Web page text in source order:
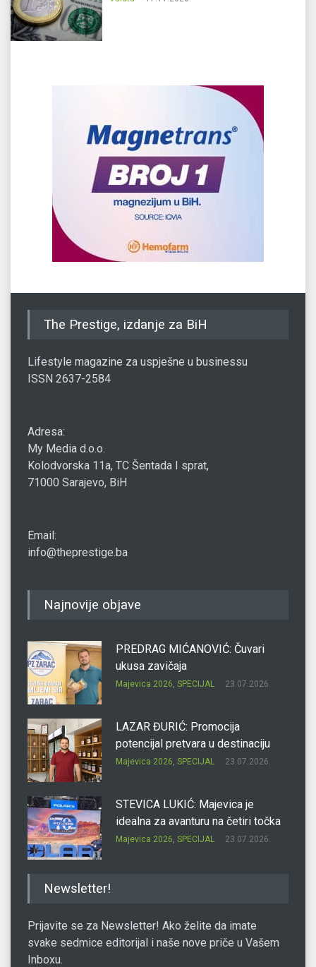
The Prestige, izdanje za BiH
Lifestyle magazine za uspješne u businessu
ISSN 2637-2584
Adresa:
My Media d.o.o.
Kolodvorska 11a, TC Šentada I sprat,
71000 Sarajevo, BiH
Email:
info@theprestige.ba
Najnovije objave
PREDRAG MIĆANOVIĆ: Čuvari
ukusa zavičaja
Majevica 2026, SPECIJAL 23.07.2026.
LAZAR ĐURIĆ: Promocija
potencijal pretvara u destinaciju
Majevica 2026, SPECIJAL 23.07.2026.
STEVICA LUKIĆ: Majevica je
idealna za avanturu na četiri točka
Majevica 2026, SPECIJAL 23.07.2026.
Newsletter!
Prijavite se za Newsletter! Ako želite da imate
svake sedmice editorijal i naše nove priče u Vašem
Inboxu.